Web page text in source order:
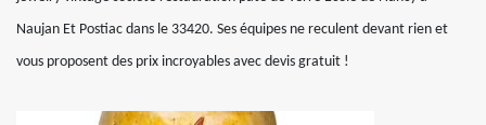
Naujan Et Postiac dans le 33420. Ses équipes ne reculent devant rien et
vous proposent des prix incroyables avec devis gratuit !